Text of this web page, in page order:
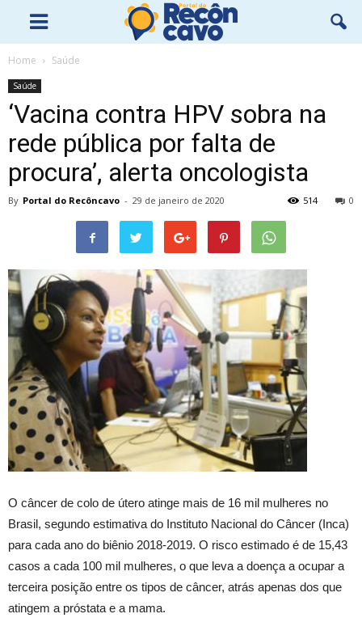
Home Saúde
Saúde
‘Vacina contra HPV sobra na
rede pública por falta de
procura’, alerta oncologista
By Portal do Recôncavo - 29 de janeiro de 2020 0
514
O câncer de colo de útero atinge mais de 16 mil mulheres no
Brasil, segundo estimativa do Instituto Nacional do Câncer (Inca)
para cada ano do biênio 2018-2019. O risco estimado é de 15,43
casos a cada 100 mil mulheres, o que leva a doença a ocupar a
terceira posição entre os tipos de câncer, atrás apenas dos que
atingem a próstata e a mama.